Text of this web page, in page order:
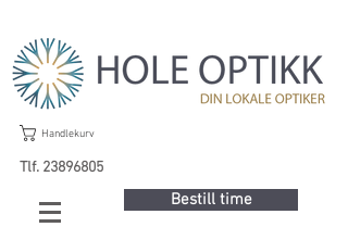
Handlekurv
Tlf. 23896805
Bestill time